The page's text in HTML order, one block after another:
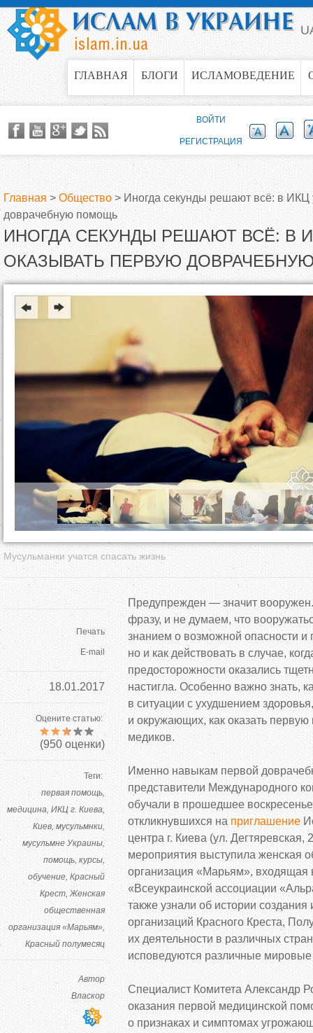
Jump to navigation
ГЛАВНАЯ БЛОГИ ИСЛАМОВЕДЕНИЕ
В
ы
з
Главная > Общество >Иногда секунды решают всё: в ИКЦ
доврачебную помощь
ИНОГДА СЕКУНДЫ РЕШАЮТ ВСЁ: В
ОКАЗЫВАТЬ ПЕРВУЮ
Мусульманки учатся спасать жизнь
Печать
E-mail
18.01.2017
Оцените статью:
(950оценки)
Теги:
первая помощь
медицина ИКЦ г. Киева
Киев мусульмнки
мусульмне Украины
помощь курсы
обучение Красный
Крест Женская
общественная
организация «Марьям»
Красный полумесяц
Автор
Власкор
Предупрежден — значит
фразу, и не думаем, что
знанием о возможной опасности и
но и как действовать в случае,
предосторожности оказались
настигла. Особенно важно знать,
в ситуации с ухудшением
и окружающих, как оказать
медиков.
Именно навыкам первой
представители Международного
обучали в прошедшее
откликнувшихся на приглашение
центра г. Киева (ул. Дегтяревская,
мероприятия выступила женская
организация «Марьям», входящая
«Всеукраинской ассоциации «
также узнали об истории создания
организаций Красного Креста,
их деятельности в различных
исповедуются различные мировые
Специалист Комитета Александр
оказания первой медицинской
о признаках и симптомах
ВОЙТИ
РЕГИСТРАЦИЯ